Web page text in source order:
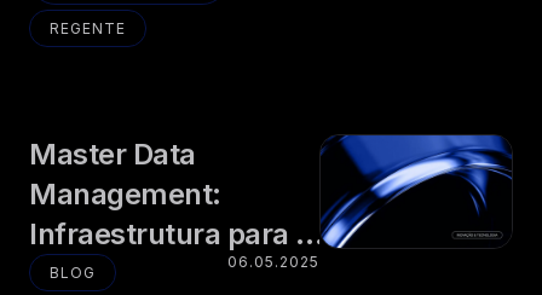
REGENTE
Master Data
Management:
Infraestrutura para a
Autonomia de
BLOG
06.05.2025